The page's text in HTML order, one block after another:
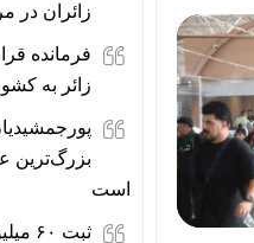
زائران در
زائر به
بزرگ‌ترین
است
ثبت